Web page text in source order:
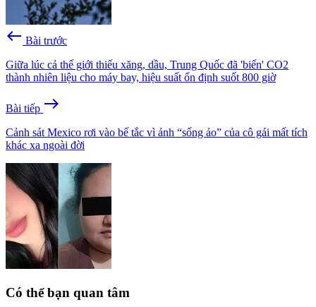
west Bài trước
Giữa lúc cả thế giới thiếu xăng, dầu, Trung Quốc đã 'biến' CO2
thành nhiên liệu cho máy bay, hiệu suất ổn định suốt 800 giờ
Bài tiếp east
Cảnh sát Mexico rơi vào bế tắc vì ảnh “sống ảo” của cô gái mất tích
khác xa ngoài đời
Có thể bạn quan tâm